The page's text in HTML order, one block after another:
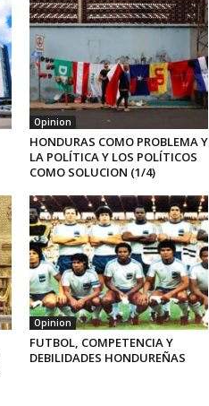
Opinion
HONDURAS COMO PROBLEMA Y
LA POLÍTICA Y LOS POLÍTICOS
COMO SOLUCION (1/4)
Opinion
FUTBOL, COMPETENCIA Y
DEBILIDADES HONDUREÑAS